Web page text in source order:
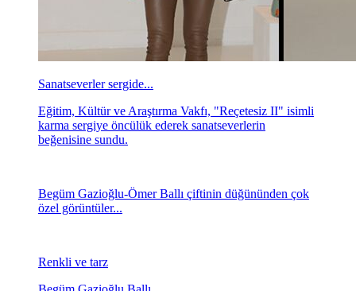
Sanatseverler sergide...
Eğitim, Kültür ve Araştırma Vakfı, "Reçetesiz II" isimli
karma sergiye öncülük ederek sanatseverlerin
beğenisine sundu.
Begüm Gazioğlu-Ömer Ballı çiftinin düğününden çok
özel görüntüler...
Renkli ve tarz